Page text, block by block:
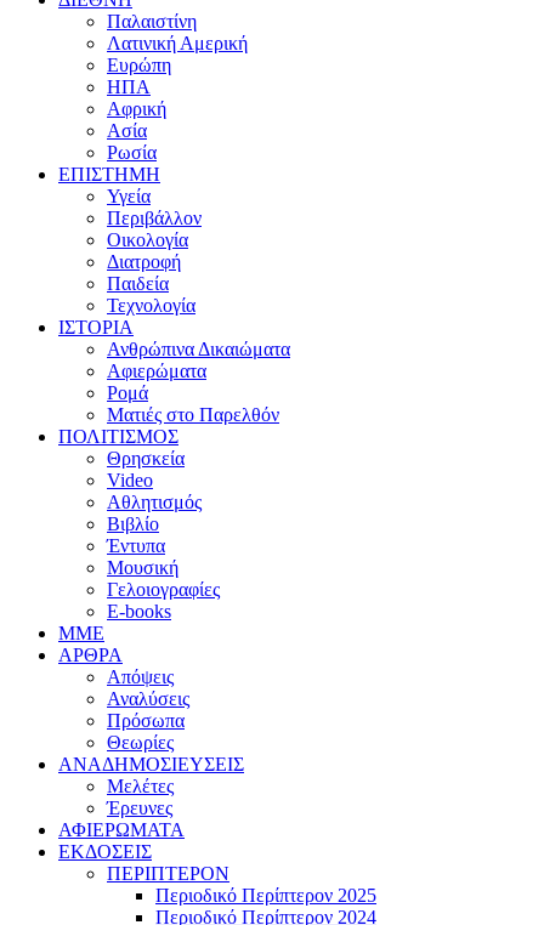
Παλαιστίνη
Λατινική Αμερική
Ευρώπη
ΗΠΑ
Αφρική
Ασία
Ρωσία
ΕΠΙΣΤΗΜΗ
Υγεία
Περιβάλλον
Οικολογία
Διατροφή
Παιδεία
Τεχνολογία
ΙΣΤΟΡΙΑ
Ανθρώπινα Δικαιώματα
Αφιερώματα
Ρομά
Ματιές στο Παρελθόν
ΠΟΛΙΤΙΣΜΟΣ
Θρησκεία
Video
Αθλητισμός
Βιβλίο
Έντυπα
Μουσική
Γελοιογραφίες
E-books
MME
ΑΡΘΡΑ
Απόψεις
Αναλύσεις
Πρόσωπα
Θεωρίες
ΑΝΑΔΗΜΟΣΙΕΥΣΕΙΣ
Μελέτες
Έρευνες
ΑΦΙΕΡΩΜΑΤΑ
ΕΚΔΟΣΕΙΣ
ΠΕΡΙΠΤΕΡΟΝ
Περιοδικό Περίπτερον 2025
Περιοδικό Περίπτερον 2024